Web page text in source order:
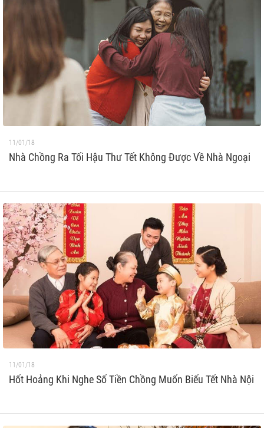
11/01/18
Nhà Chồng Ra Tối Hậu Thư Tết Không Được Về Nhà Ngoại
11/01/18
Hốt Hoảng Khi Nghe Số Tiền Chồng Muốn Biếu Tết Nhà Nội